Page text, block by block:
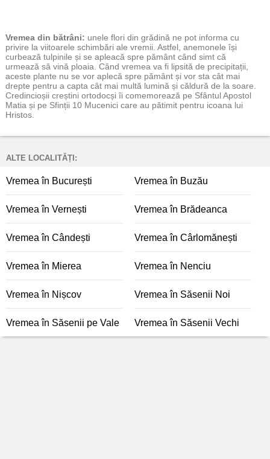
Vremea din bătrâni: unele flori din grădină ne pot informa cu
privire la viitoarele schimbări ale vremii. Astfel, anemonele își
curbează tulpinile și se apleacă spre pământ când simt că
urmează să vină ploaia. Când vremea va fi lipsită de precipitații,
aceste plante nu se vor aplecă spre pământ și vor sta cât mai
drepte pentru a capta cât mai multă lumină și căldură de la soare.
Credincioșii creștini ortodocși îi comemorează pe Sfântul Apostol
Matia și pe Sfinții 10 Mucenici care au pătimit pentru icoana lui
Hristos.
ALTE LOCALITĂȚI:
Vremea în București Vremea în Buzău
Vremea în Vernești Vremea în Brădeanca
Vremea în Cândești Vremea în Cârlomănești
Vremea în Mierea Vremea în Nenciu
Vremea în Nișcov Vremea în Săsenii Noi
Vremea în Săsenii pe Vale Vremea în Săsenii Vechi